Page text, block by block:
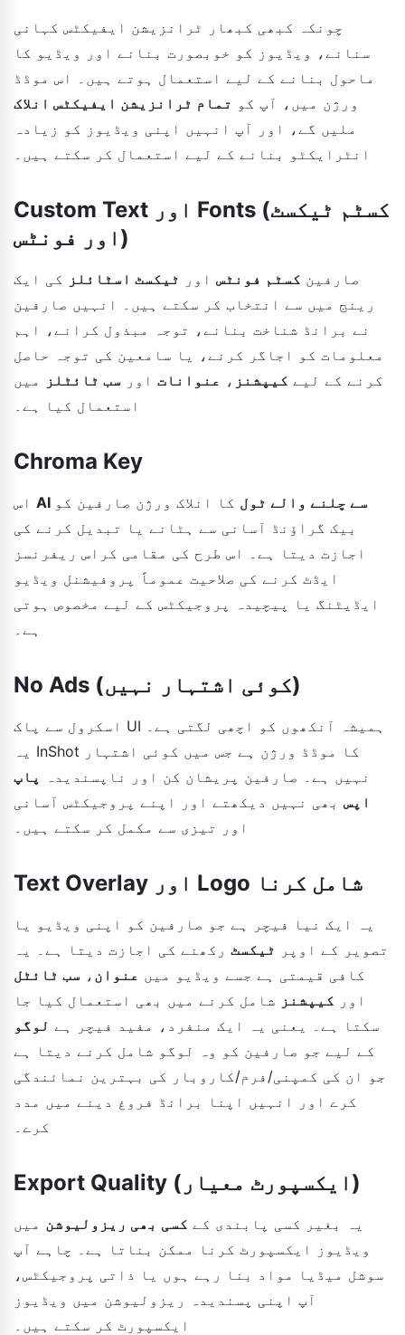
چونکہ کبھی کبھار ٹرانزیشن ایفیکٹس کہانی
سنانے، ویڈیوز کو خوبصورت بنانے اور ویڈیو کا
ماحول بنانے کے لیے استعمال ہوتے ہیں۔ اس موڈڈ
ورژن میں، آپ کو تمام ٹرانزیشن ایفیکٹس انلاک
ملیں گے، اور آپ انہیں اپنی ویڈیوز کو زیادہ
انٹرایکٹو بنانے کے لیے استعمال کر سکتے ہیں۔
Custom Text اور Fonts (کسٹم ٹیکسٹ
اور فونٹس)
صارفین کسٹم فونٹس اور ٹیکسٹ اسٹائلز کی ایک
رینج میں سے انتخاب کر سکتے ہیں۔ انہیں صارفین
نے برانڈ شناخت بنانے، توجہ مبذول کرانے، اہم
معلومات کو اجاگر کرنے، یا سامعین کی توجہ حاصل
کرنے کے لیے کیپشنز ، عنوانات اور سب ٹائٹلز
میں
استعمال کیا ہے۔
Chroma Key
AI سے چلنے والے ٹول کا انلاک ورژن صارفین کو
بیک گراؤنڈ آسانی سے ہٹانے یا تبدیل کرنے کی
اجازت دیتا ہے۔ اس طرح کی مقامی کراس ریفرنسز
ایڈٹ کرنے کی صلاحیت عموماً پروفیشنل ویڈیو
ایڈیٹنگ یا پیچیدہ پروجیکٹس کے لیے مخصوص ہوتی
ہے۔
No Ads (کوئی اشتہار نہیں)
اسکرول سے پاک UI ہمیشہ آنکھوں کو اچھی لگتی ہے۔
یہ InShot کا موڈڈ ورژن ہے جس میں کوئی اشتہار
نہیں ہے۔ صارفین پریشان کن اور ناپسندیدہ
پاپ
اپس بھی نہیں دیکھتے اور اپنے پروجیکٹس آسانی
اور تیزی سے مکمل کر سکتے ہیں۔
Text Overlay اور Logo شامل کرنا
یہ ایک نیا فیچر ہے جو صارفین کو اپنی ویڈیو یا
تصویر کے اوپر ٹیکسٹ رکھنے کی اجازت دیتا ہے۔ یہ
کافی قیمتی ہے جسے ویڈیو میں عنوان ، سب ٹائٹل
اور کیپشنز شامل کرنے میں بھی استعمال کیا جا
سکتا ہے۔ یعنی یہ ایک منفرد، مفید فیچر ہے لوگو
کے لیے جو صارفین کو وہ لوگو شامل کرنے دیتا ہے
جو ان کی کمپنی/فرم/کاروبار کی بہترین نمائندگی
کرے اور انہیں اپنا برانڈ فروغ دینے میں مدد
کرے۔
Export Quality (ایکسپورٹ معیار)
یہ بغیر کسی پابندی کے کسی بھی ریزولیوشن میں
ویڈیوز ایکسپورٹ کرنا ممکن بناتا ہے۔ چاہے آپ
سوشل میڈیا مواد بنا رہے ہوں یا ذاتی پروجیکٹس،
آپ اپنی پسندیدہ ریزولیوشن میں ویڈیوز
ایکسپورٹ کر سکتے ہیں۔